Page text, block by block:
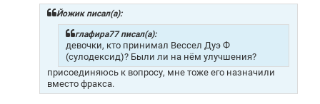
Йожик писал(а):
глафира77 писал(а):
девочки, кто принимал Вессел Дуэ Ф
(сулодексид)? Были ли на нём улучшения?
присоединяюсь к вопросу, мне тоже его назначили
вместо фракса.